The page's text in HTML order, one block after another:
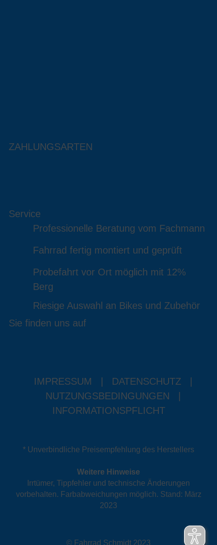
ZAHLUNGSARTEN
Service
Professionelle Beratung vom Fachmann
Fahrrad fertig montiert und geprüft
Probefahrt vor Ort möglich mit 12%
Berg
Riesige Auswahl an Bikes und Zubehör
Sie finden uns auf
IMPRESSUM DATENSCHUTZ
NUTZUNGSBEDINGUNGEN
INFORMATIONSPFLICHT
* Unverbindliche Preisempfehlung des Herstellers
Weitere Hinweise
Irrtümer, Tippfehler und technische Änderungen
vorbehalten. Farbabweichungen möglich. Stand: März
2023
© Fahrrad Schmidt 2023